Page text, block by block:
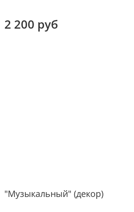
2 200 руб
"Музыкальный" (декор)